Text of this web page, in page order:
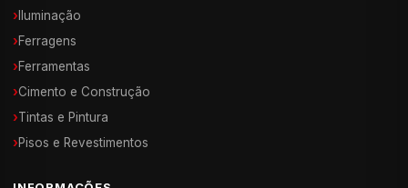
› Iluminação
›Ferragens
›Ferramentas
›Cimento e Construção
›Tintas e Pintura
›Pisos e Revestimentos